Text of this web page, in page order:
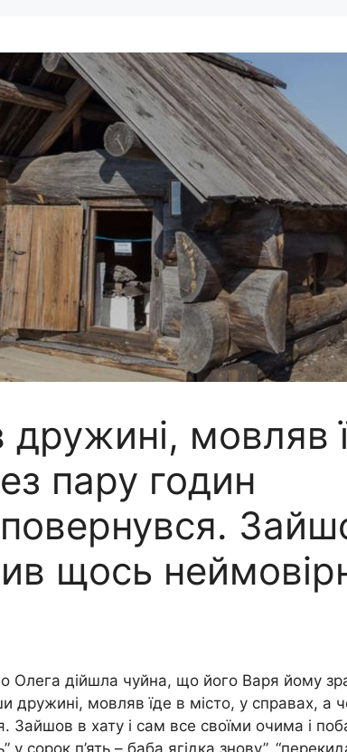
дружині, мовляв
пару годин
щось
Олега дійшла чуйна, що його Варя йому
дружині, мовляв їде в місто, у справах, а
Зайшов в хату і сам все своїми очима і